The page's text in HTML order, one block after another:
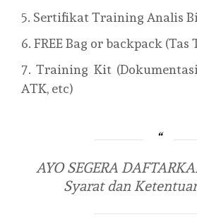
Sertifikat Training Analis
FREE Bag or backpack
Training Kit
ATK, etc)
AYO SEGERA
Syarat dan